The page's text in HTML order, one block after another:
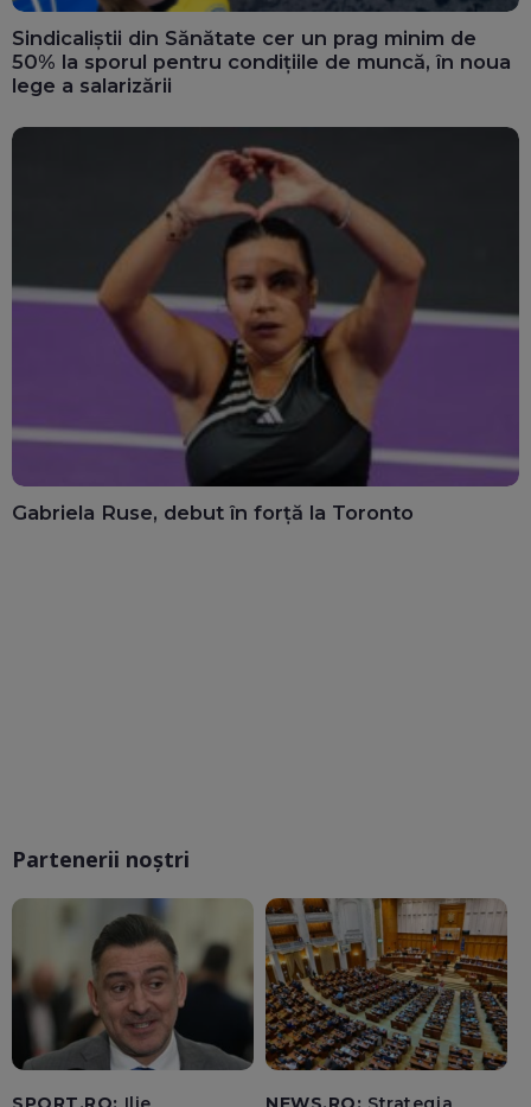
Sindicaliștii din Sănătate cer un prag minim de
50% la sporul pentru condițiile de muncă, în noua
lege a salarizării
Gabriela Ruse, debut în forță la Toronto
Partenerii noștri